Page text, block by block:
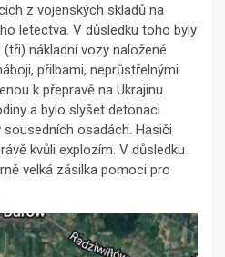
z vojenských skladů na
letectva. V důsledku toho byly
nákladní vozy naložené
přilbami, neprůstřelnými
k přepravě na Ukrajinu.
a bylo slyšet detonaci
osadách. Hasiči
kvůli explozím. V důsledku
velká zásilka pomoci pro